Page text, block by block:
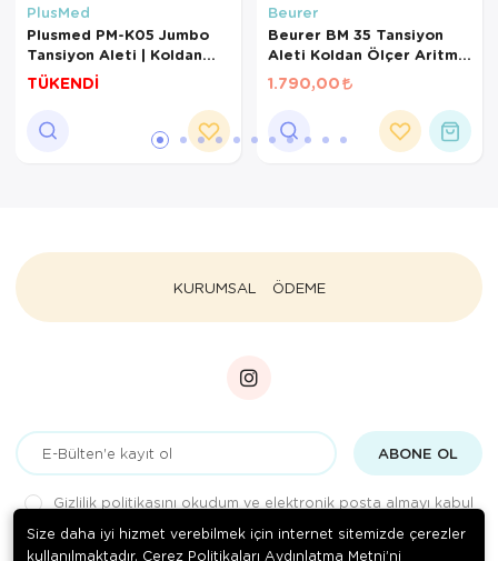
PlusMed
Plusmed PM-K05 Jumbo
Tansiyon Aleti | Koldan
Ölçen, Aritmi Uyarılı,
Geniş Ekranlı Otomatik
TÜKENDİ
Beurer
Beurer BM 35 Tansiyon
Aleti Koldan Ölçer Aritmi
Tespiti, 2 Kullanıcılı
Hafıza
1.790,00
KURUMSAL ÖDEME
ABONE OL
Gizlilik politikasını okudum ve elektronik posta almayı kabul
Size daha iyi hizmet verebilmek için internet sitemizde çerezler
kullanılmaktadır. Çerez Politikaları Aydınlatma Metni’ni